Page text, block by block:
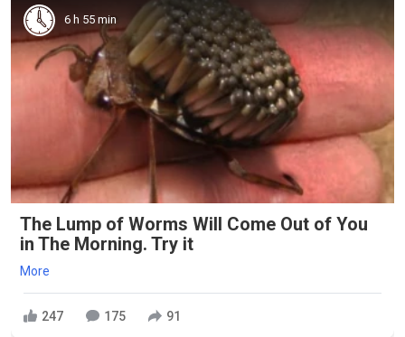
6 h 55 min
The Lump of Worms Will Come Out of You
in The Morning. Try it
More
247 175 91